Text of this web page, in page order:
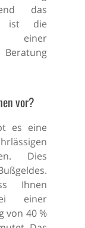
das
ist die
vor?
es eine
Dies
Ihnen
einer
von 40 %